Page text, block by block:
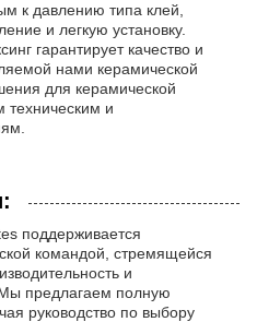
к давлению типа клей,
и легкую установку.
гарантирует качество и
нами керамической
для керамической
и
поддерживается
командой, стремящейся
и
предлагаем полную
руководство по выбору